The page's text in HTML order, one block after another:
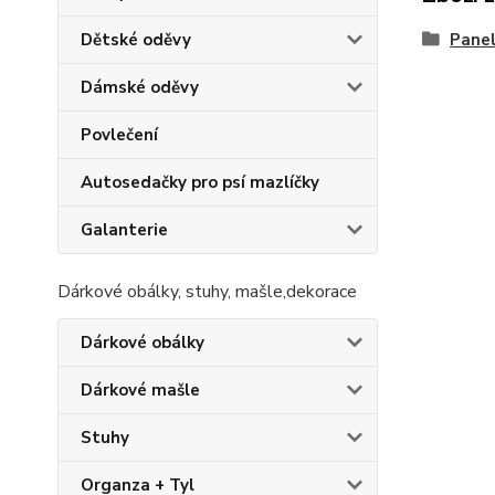
Dětské oděvy
Dámské oděvy
Povlečení
Autosedačky pro psí mazlíčky
Galanterie
Dárkové obálky, stuhy, mašle,dekorace
Dárkové obálky
Dárkové mašle
Stuhy
Organza + Tyl